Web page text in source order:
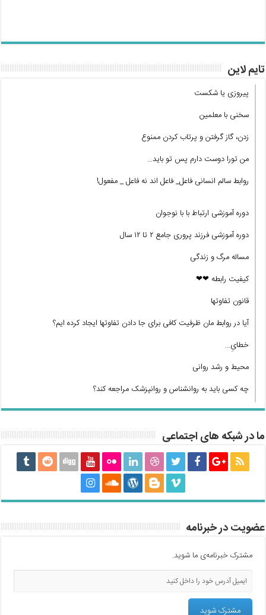
تایم لاین
پیروزی یا شکست
سخنی با معلمین
زدن، گاز گرفتن و پرتاب کردن ممنوع
من تورا دوست دارم پس تو باید…
روابط سالم انسانی فاعل_ فاعل اند نه فاعل _ مفعول!
دوره آموزشی ارتباط با با نوجوان
دوره آموزشی فرزند پروری جامع ۲ تا ۱۲ سال
مساله مرگ و زندگی
کیفیت رابطه ❤❤
قانون تفاوتها
آیا در روابط مان ظرفیت کافی برای جا دادن تفاوتها ایجاد کرده ایم؟
خطایِ…
محیط و رشد روانی
چه کسی باید به روانشناس و روانپزشک مراجعه کند؟
ما در شبکه های اجتماعی
عضویت در خبرنامه
مشترک خبرنامه‌ی ما شوید.